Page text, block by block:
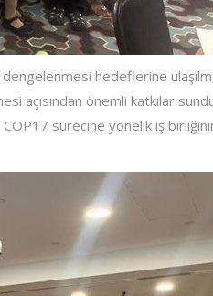
hedeflerine
önemli katkılar
sürecine yönelik iş